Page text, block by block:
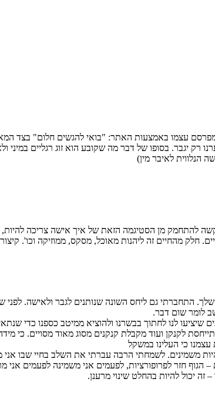
מפרסם עצמו באמצעות האתר: "בואי להגשים חלום" בצד
רק יגבר. בסופו של דבר מה שקובע הוא זוג רגליים
הנלווית לאיבר מין)
להתחמק מן הסטיגמה הזאת של איך אישה צריכה להיות,
חלק מהחיים זה ליהנות מאוכל, מסקס, ממוזיקה וכו'.
התחברתי גם ליחס השונה שנותנים לגבר ולאישה. לפני
לומר שום דבר.
שיציעו לנו לחתוך בבשרנו ולהוציא ממיטב כספנו כדי
מקבלת קנקנים מסוג מאוד מסויים. כי מידה 40 זו באמת מידה ממוצעת
כי העלינו במשקל
משמינים. לשמחתי הרבה עברתי את השלב בחיי שבו
חזר לפרופורציות, לפעמים אני משמינה לפעמים אני
יכול להיות בהחלט שינוי מרענן.